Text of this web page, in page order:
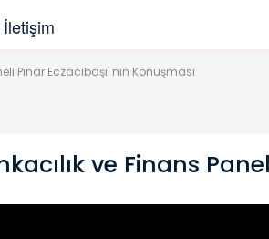
İletişim
Pınar Eczacıbaşı' nın Konuşması
ve Finans